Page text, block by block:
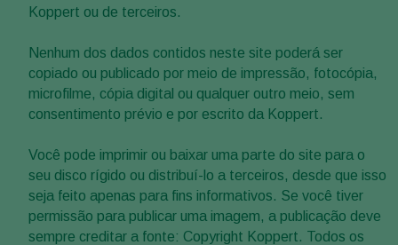
Koppert ou de terceiros.
Nenhum dos dados contidos neste site poderá ser
copiado ou publicado por meio de impressão, fotocópia,
microfilme, cópia digital ou qualquer outro meio, sem
consentimento prévio e por escrito da Koppert.
Você pode imprimir ou baixar uma parte do site para o
seu disco rígido ou distribuí-lo a terceiros, desde que isso
seja feito apenas para fins informativos. Se você tiver
permissão para publicar uma imagem, a publicação deve
sempre creditar a fonte: Copyright Koppert. Todos os